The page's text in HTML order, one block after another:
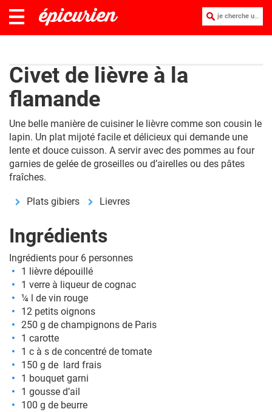
je cherche une recette :
Civet de lièvre à la
flamande
Une belle manière de cuisiner le lièvre comme son cousin le
lapin. Un plat mijoté facile et délicieux qui demande une
lente et douce cuisson. A servir avec des pommes au four
garnies de gelée de groseilles ou d’airelles ou des pâtes
fraîches.
Plats gibiers Lievres
Ingrédients
Ingrédients pour 6 personnes
1 lièvre dépouillé
1 verre à liqueur de cognac
¼ l de vin rouge
12 petits oignons
250 g de champignons de Paris
1 carotte
1 c à s de concentré de tomate
150 g de lard frais
1 bouquet garni
1 gousse d’ail
100 g de beurre